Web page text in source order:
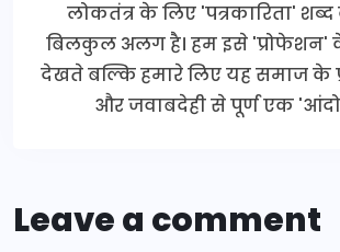
लोकतंत्र के लिए 'पत्रकारिता'
बिलकुल अलग है। हम इसे 'प्रोफेशन'
देखते बल्कि हमारे लिए यह समाज के
और जवाबदेही से पूर्ण एक
Leave a comment